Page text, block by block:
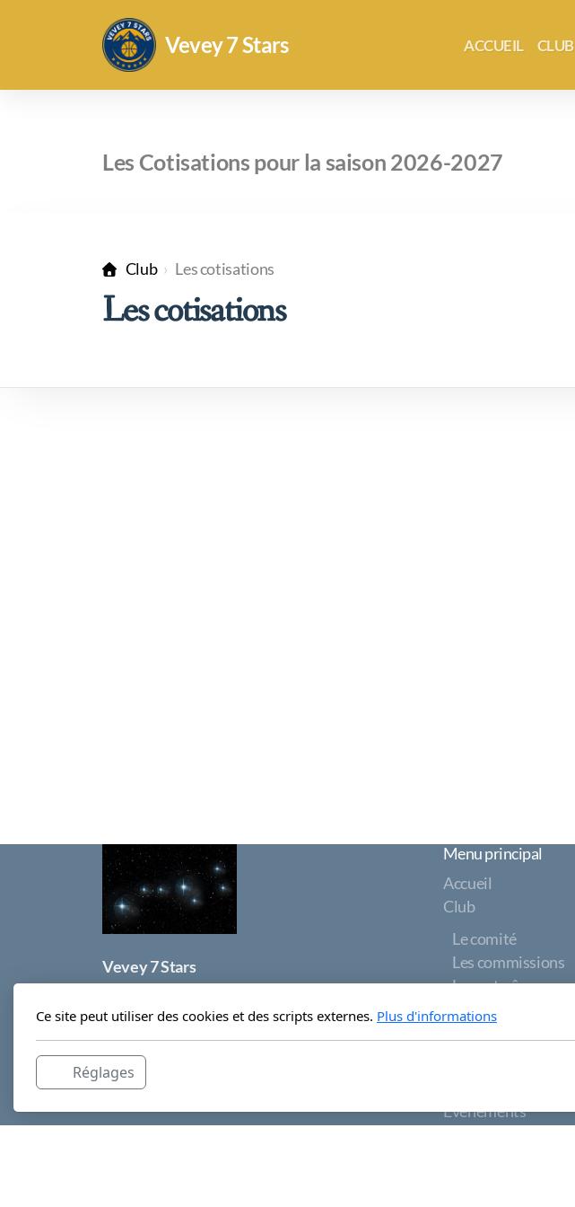
Vevey 7 Stars ACCUEIL CLUB
Les Cotisations pour la saison 2026-2027
Club Les cotisations
Les cotisations
Vevey 7 Stars
1800 Vevey
Menu principal
Accueil
Club
Le comité
Les commissions
Les entraîneurs
Les bénévoles
Evénements
Ce site peut utiliser des cookies et des scripts externes. Plus d'informations
Réglages